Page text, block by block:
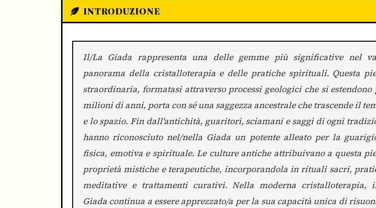
INTRODUZIONE
Il/La Giada rappresenta una delle gemme più significative nel
panorama della cristalloterapia e delle pratiche spirituali. Questa
straordinaria, formatasi attraverso processi geologici che si estendono
milioni di anni, porta con sé una saggezza ancestrale che trascende il
e lo spazio. Fin dall'antichità, guaritori, sciamani e saggi di ogni
hanno riconosciuto nel/nella Giada un potente alleato per la
fisica, emotiva e spirituale. Le culture antiche attribuivano a questa
proprietà mistiche e terapeutiche, incorporandola in rituali sacri,
meditative e trattamenti curativi. Nella moderna cristalloterapia,
Giada continua a essere apprezzato/a per la sua capacità unica di